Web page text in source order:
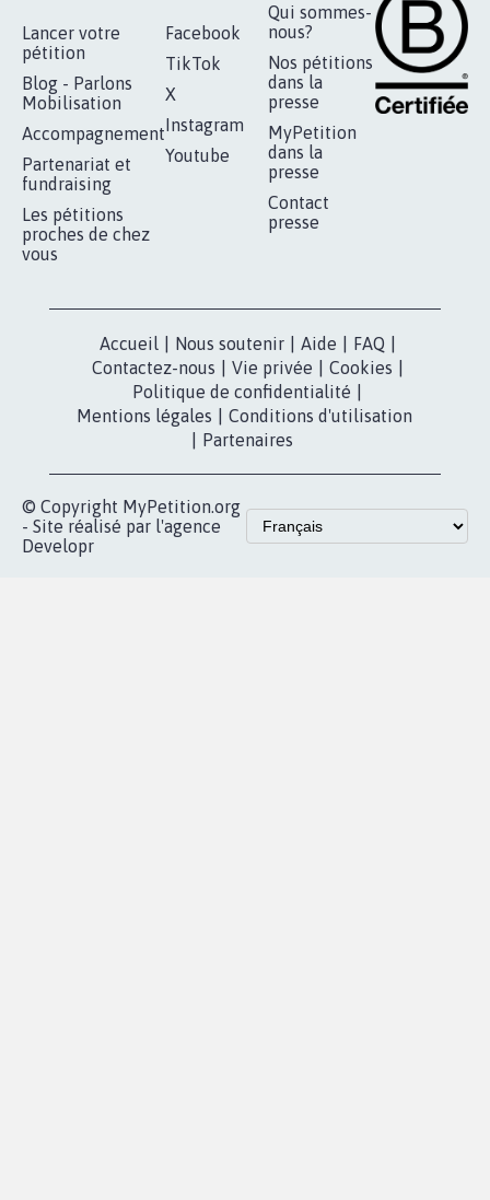
Lancer votre
pétition
Blog - Parlons
Mobilisation
Accompagnement
Partenariat et
fundraising
Les pétitions
proches de chez
vous
Facebook
TikTok
X
Instagram
Youtube
Qui sommes-
nous?
Nos pétitions
dans la
presse
MyPetition
dans la
presse
Contact
presse
Accueil Nous soutenir Aide FAQ
Contactez-nous
Vie privée Cookies
Politique de confidentialité
Mentions légales
Conditions d'utilisation
Partenaires
© Copyright MyPetition.org
- Site réalisé par l'agence
Developr